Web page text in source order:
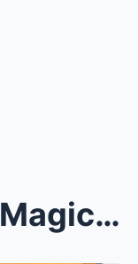
Scandal at Star Magic Ball 2025: Cristy Fermin Rev...